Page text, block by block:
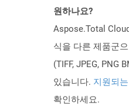
원하나요?
Aspose.Total
식을 다른 제품군으
(TIFF, JPEG, PNG
있습니다. 지원되
확인하세요.